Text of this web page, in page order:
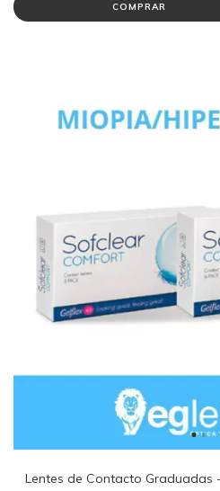
COMPRAR
Lentes de Contacto Graduadas